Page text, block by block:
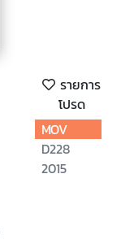
รายการ
โปรด
MOV
D228
2015